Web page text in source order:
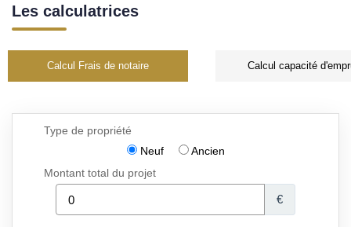
Les calculatrices
Calcul Frais de notaire Calcul capacité